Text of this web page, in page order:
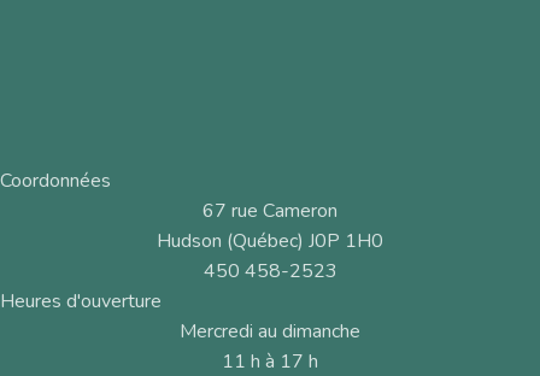
Coordonnées
67 rue Cameron
Hudson (Québec) J0P 1H0
450 458-2523
Heures d'ouverture
Mercredi au dimanche
11 h à 17 h